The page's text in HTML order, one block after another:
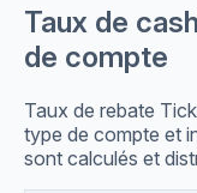
Taux de
de compte
Taux de rebate
type de compte et
sont calculés et